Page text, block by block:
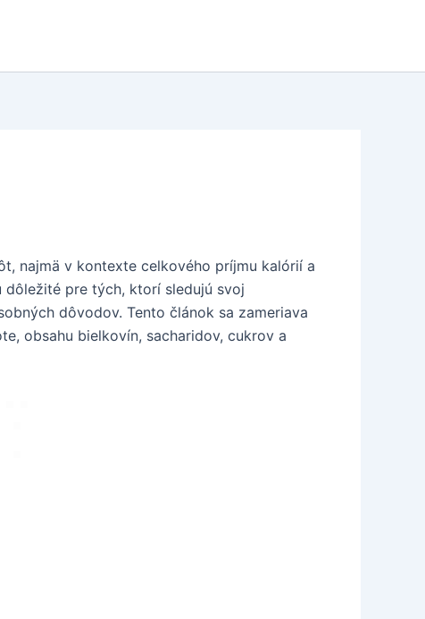
najmä v kontexte celkového príjmu kalórií a
dôležité pre tých, ktorí sledujú svoj
dôvodov. Tento článok sa zameriava
obsahu bielkovín, sacharidov, cukrov a